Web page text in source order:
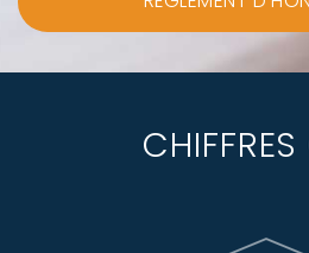
CHIFFRES